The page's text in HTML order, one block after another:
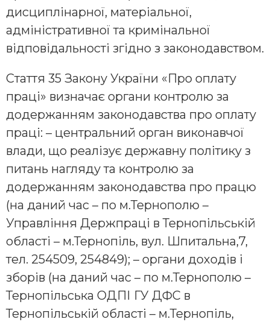
дисциплінарної, матеріальної,
адміністративної та кримінальної
відповідальності згідно з законодавством.
Стаття 35 Закону України «Про оплату
праці» визначає органи контролю за
додержанням законодавства про оплату
праці: – центральний орган виконавчої
влади, що реалізує державну політику з
питань нагляду та контролю за
додержанням законодавства про працю
(на даний час – по м.Тернополю –
Управління Держпраці в Тернопільській
області – м.Тернопіль, вул. Шпитальна,7,
тел. 254509, 254849); – органи доходів і
зборів (на даний час – по м.Тернополю –
Тернопільська ОДПІ ГУ ДФС в
Тернопільській області – м.Тернопіль,